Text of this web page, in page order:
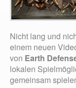
Nicht lang und
einem neuen
von Earth
lokalen
gemeinsam